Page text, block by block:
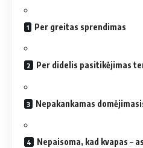
Per greitas sprendimas
Per didelis pasitikėjimas
Nepakankamas
Nepaisoma, kad kvapas –